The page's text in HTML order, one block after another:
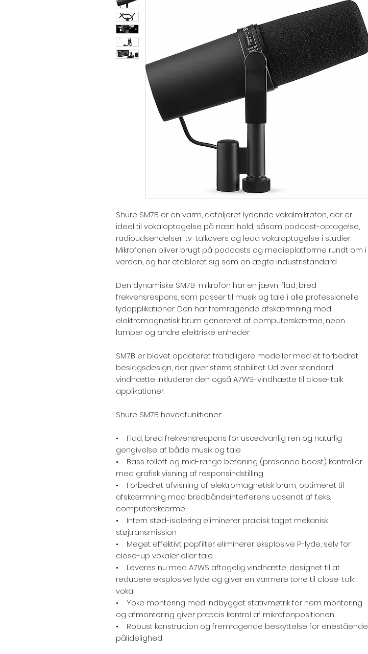
Shure SM7B er en varm, detaljeret lydende vokalmikrofon, der er
ideel til vokaloptagelse på nært hold, såsom podcast-optagelse,
radioudsendelser, tv-talkovers og lead vokaloptagelse i studier.
Mikrofonen bliver brugt på podcasts og medieplatforme rundt om i
verden, og har etableret sig som en ægte industristandard.
Den dynamiske SM7B-mikrofon har en jævn, flad, bred
frekvensrespons, som passer til musik og tale i alle professionelle
lydapplikationer. Den har fremragende afskærmning mod
elektromagnetisk brum genereret af computerskærme, neon
lamper og andre elektriske enheder.
SM7B er blevet opdateret fra tidligere modeller med et forbedret
beslagsdesign, der giver større stabilitet. Ud over standard
vindhætte inkluderer den også A7WS-vindhætte til close-talk
applikationer.
Shure SM7B hovedfunktioner:
• Flad, bred frekvensrespons for usædvanlig ren og naturlig
gengivelse af både musik og tale
• Bass rolloff og mid-range betoning (presence boost) kontroller
med grafisk visning af responsindstilling
• Forbedret afvisning af elektromagnetisk brum, optimeret til
afskærmning mod bredbåndsinterferens udsendt af f.eks.
computerskærme
• Intern stød-isolering eliminerer praktisk taget mekanisk
støjtransmission
• Meget effektivt popfilter eliminerer eksplosive P-lyde, selv for
close-up vokaler eller tale.
• Leveres nu med A7WS aftagelig vindhætte, designet til at
reducere eksplosive lyde og giver en varmere tone til close-talk
vokal
• Yoke montering med indbygget stativmøtrik for nem montering
og afmontering giver præcis kontrol af mikrofonpositionen
• Robust konstruktion og fremragende beskyttelse for enestående
pålidelighed